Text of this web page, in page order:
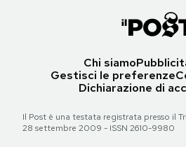
Chi siamo
Gestisci le preferenze
Dichiarazione di
Il Post è una testata registrata presso il
28 settembre 2009 - ISSN 2610-9980